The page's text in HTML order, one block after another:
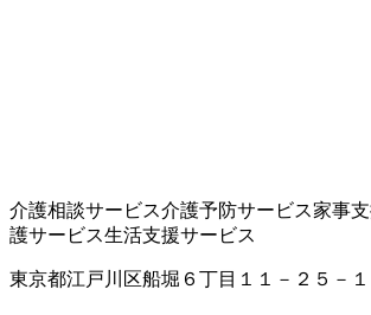
介護相談サービス介護予防サービス家事
護サービス生活支援サービス
東京都江戸川区船堀６丁目１１－２５－１